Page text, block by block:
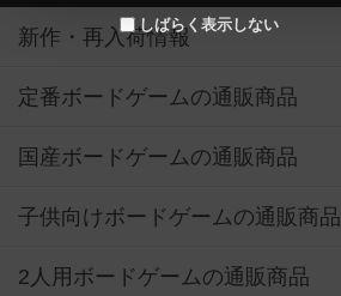
しばらく表示しない
新作・再入荷情報
定番ボードゲームの通販商品
国産ボードゲームの通販商品
子供向けボードゲームの通販商品
2人用ボードゲームの通販商品